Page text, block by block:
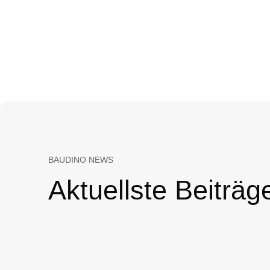
BAUDINO NEWS
Aktuellste